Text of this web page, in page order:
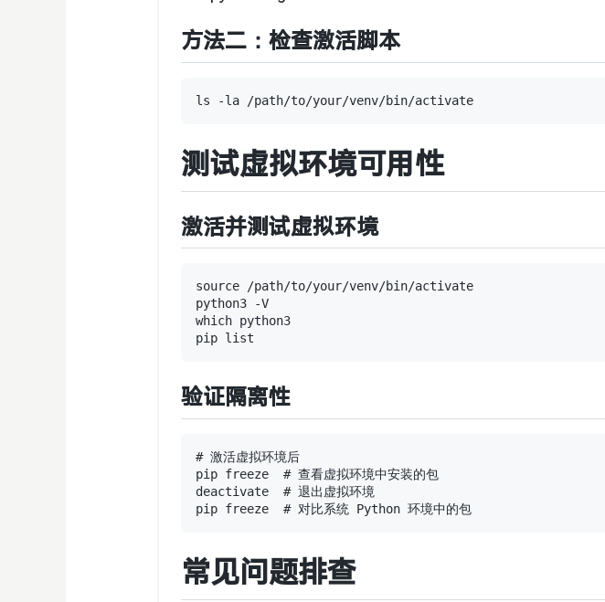
方法二：检查激活脚本
测试虚拟环境可用性
激活并测试虚拟环境
source /path/to/your/venv/bin/activate
python3 -V
which python3
验证隔离性
# 激活虚拟环境后
pip freeze  # 查看虚拟环境中安装的包
deactivate  # 退出虚拟环境
常见问题排查